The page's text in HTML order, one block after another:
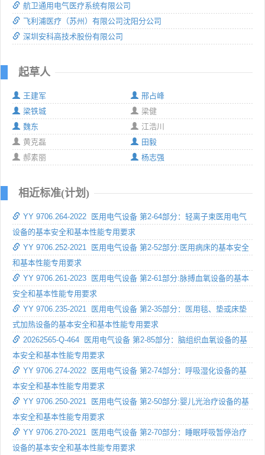
航卫通用电气医疗系统有限公司
飞利浦医疗（苏州）有限公司沈阳分公司
深圳安科高技术股份有限公司
起草人
王建军
邢占峰
梁铁城
梁健
魏东
江浩川
黄克磊
田毅
郝素丽
杨志强
相近标准(计划)
YY 9706.264-2022 医用电气设备 第2-64部分：轻离子束医用电气
设备的基本安全和基本性能专用要求
YY 9706.252-2021 医用电气设备 第2-52部分:医用病床的基本安全
和基本性能专用要求
YY 9706.261-2023 医用电气设备 第2-61部分:脉搏血氧设备的基本
安全和基本性能专用要求
YY 9706.235-2021 医用电气设备 第2-35部分：医用毯、垫或床垫
式加热设备的基本安全和基本性能专用要求
20262565-Q-464 医用电气设备 第2-85部分：脑组织血氧设备的基
本安全和基本性能专用要求
YY 9706.274-2022 医用电气设备 第2-74部分：呼吸湿化设备的基
本安全和基本性能专用要求
YY 9706.250-2021 医用电气设备 第2-50部分:婴儿光治疗设备的基
本安全和基本性能专用要求
YY 9706.270-2021 医用电气设备 第2-70部分：睡眠呼吸暂停治疗
设备的基本安全和基本性能专用要求